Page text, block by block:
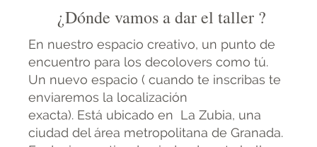
¿Dónde vamos a dar el taller ?
En nuestro espacio creativo, un punto de
encuentro para los decolovers como tú.
Un nuevo espacio ( cuando te inscribas te
enviaremos la localización
exacta). Está ubicado en La Zubia, una
ciudad del área metropolitana de Granada.